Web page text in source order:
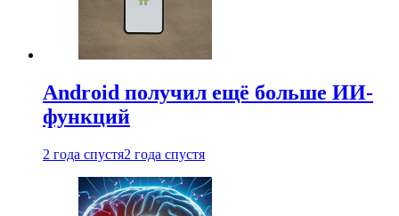
Android получил ещё больше ИИ-
функций
2 года спустя2 года спустя